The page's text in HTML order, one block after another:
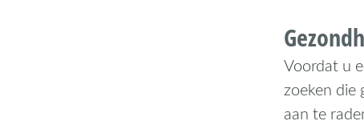
Voordat u
zoeken die
aan te